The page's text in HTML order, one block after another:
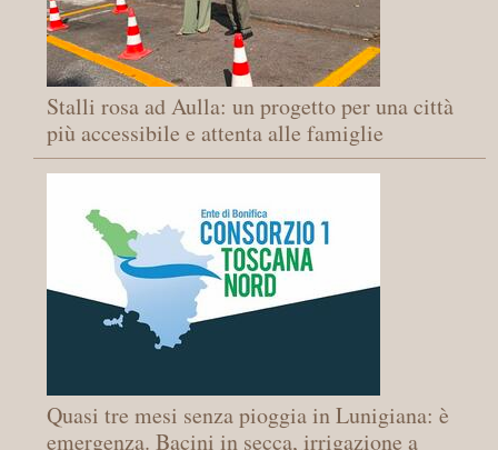
Stalli rosa ad Aulla: un progetto per una città
più accessibile e attenta alle famiglie
Quasi tre mesi senza pioggia in Lunigiana: è
emergenza. Bacini in secca, irrigazione a